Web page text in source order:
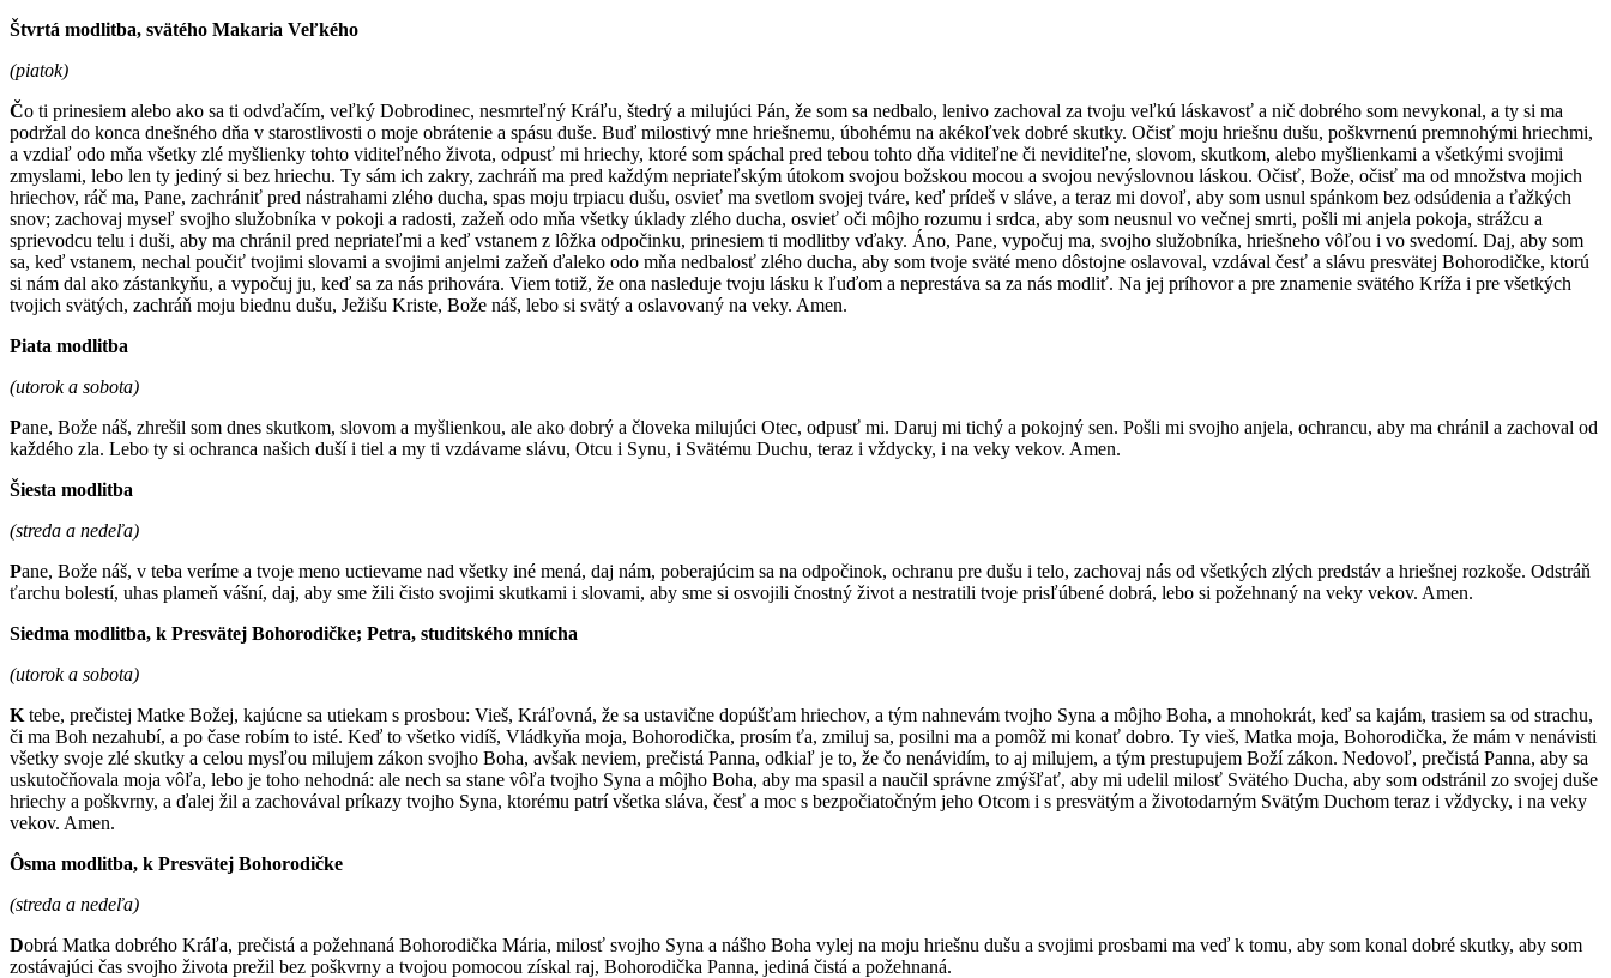
Štvrtá modlitba, svätého Makaria Veľkého
(piatok)
Čo ti prinesiem alebo ako sa ti odvďačím, veľký Dobrodinec, nesmrteľný Kráľu, štedrý a milujúci Pán, že som sa nedbalo, lenivo zachoval za tvoju veľkú láskavosť a nič dobrého som nevykonal, a ty si ma
podržal do konca dnešného dňa v starostlivosti o moje obrátenie a spásu duše. Buď milostivý mne hriešnemu, úbohému na akékoľvek dobré skutky. Očisť moju hriešnu dušu, poškvrnenú premnohými hriechmi,
a vzdiaľ odo mňa všetky zlé myšlienky tohto viditeľného života, odpusť mi hriechy, ktoré som spáchal pred tebou tohto dňa viditeľne či neviditeľne, slovom, skutkom, alebo myšlienkami a všetkými svojimi
zmyslami, lebo len ty jediný si bez hriechu. Ty sám ich zakry, zachráň ma pred každým nepriateľským útokom svojou božskou mocou a svojou nevýslovnou láskou. Očisť, Bože, očisť ma od množstva mojich
hriechov, ráč ma, Pane, zachrániť pred nástrahami zlého ducha, spas moju trpiacu dušu, osvieť ma svetlom svojej tváre, keď prídeš v sláve, a teraz mi dovoľ, aby som usnul spánkom bez odsúdenia a ťažkých
snov; zachovaj myseľ svojho služobníka v pokoji a radosti, zažeň odo mňa všetky úklady zlého ducha, osvieť oči môjho rozumu i srdca, aby som neusnul vo večnej smrti, pošli mi anjela pokoja, strážcu a
sprievodcu telu i duši, aby ma chránil pred nepriateľmi a keď vstanem z lôžka odpočinku, prinesiem ti modlitby vďaky. Áno, Pane, vypočuj ma, svojho služobníka, hriešneho vôľou i vo svedomí. Daj, aby som
sa, keď vstanem, nechal poučiť tvojimi slovami a svojimi anjelmi zažeň ďaleko odo mňa nedbalosť zlého ducha, aby som tvoje sväté meno dôstojne oslavoval, vzdával česť a slávu presvätej Bohorodičke, ktorú
si nám dal ako zástankyňu, a vypočuj ju, keď sa za nás prihovára. Viem totiž, že ona nasleduje tvoju lásku k ľuďom a neprestáva sa za nás modliť. Na jej príhovor a pre znamenie svätého Kríža i pre všetkých
tvojich svätých, zachráň moju biednu dušu, Ježišu Kriste, Bože náš, lebo si svätý a oslavovaný na veky. Amen.
Piata modlitba
(utorok a sobota)
Pane, Bože náš, zhrešil som dnes skutkom, slovom a myšlienkou, ale ako dobrý a človeka milujúci Otec, odpusť mi. Daruj mi tichý a pokojný sen. Pošli mi svojho anjela, ochrancu, aby ma chránil a zachoval od
každého zla. Lebo ty si ochranca našich duší i tiel a my ti vzdávame slávu, Otcu i Synu, i Svätému Duchu, teraz i vždycky, i na veky vekov. Amen.
Šiesta modlitba
(streda a nedeľa)
Pane, Bože náš, v teba veríme a tvoje meno uctievame nad všetky iné mená, daj nám, poberajúcim sa na odpočinok, ochranu pre dušu i telo, zachovaj nás od všetkých zlých predstáv a hriešnej rozkoše. Odstráň
ťarchu bolestí, uhas plameň vášní, daj, aby sme žili čisto svojimi skutkami i slovami, aby sme si osvojili čnostný život a nestratili tvoje prisľúbené dobrá, lebo si požehnaný na veky vekov. Amen.
Siedma modlitba, k Presvätej Bohorodičke; Petra, studitského mnícha
(utorok a sobota)
K tebe, prečistej Matke Božej, kajúcne sa utiekam s prosbou: Vieš, Kráľovná, že sa ustavične dopúšťam hriechov, a tým nahnevám tvojho Syna a môjho Boha, a mnohokrát, keď sa kajám, trasiem sa od strachu,
či ma Boh nezahubí, a po čase robím to isté. Keď to všetko vidíš, Vládkyňa moja, Bohorodička, prosím ťa, zmiluj sa, posilni ma a pomôž mi konať dobro. Ty vieš, Matka moja, Bohorodička, že mám v nenávisti
všetky svoje zlé skutky a celou mysľou milujem zákon svojho Boha, avšak neviem, prečistá Panna, odkiaľ je to, že čo nenávidím, to aj milujem, a tým prestupujem Boží zákon. Nedovoľ, prečistá Panna, aby sa
uskutočňovala moja vôľa, lebo je toho nehodná: ale nech sa stane vôľa tvojho Syna a môjho Boha, aby ma spasil a naučil správne zmýšľať, aby mi udelil milosť Svätého Ducha, aby som odstránil zo svojej duše
hriechy a poškvrny, a ďalej žil a zachovával príkazy tvojho Syna, ktorému patrí všetka sláva, česť a moc s bezpočiatočným jeho Otcom i s presvätým a životodarným Svätým Duchom teraz i vždycky, i na veky
vekov. Amen.
Ôsma modlitba, k Presvätej Bohorodičke
(streda a nedeľa)
Dobrá Matka dobrého Kráľa, prečistá a požehnaná Bohorodička Mária, milosť svojho Syna a nášho Boha vylej na moju hriešnu dušu a svojimi prosbami ma veď k tomu, aby som konal dobré skutky, aby som
zostávajúci čas svojho života prežil bez poškvrny a tvojou pomocou získal raj, Bohorodička Panna, jediná čistá a požehnaná.